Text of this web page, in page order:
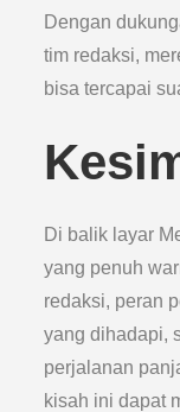
Dengan
tim redaksi,
bisa tercapai
Di balik layar
yang penuh
redaksi, peran
yang dihadapi,
perjalanan
kisah ini dapat